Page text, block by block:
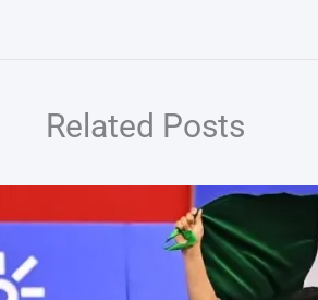
Related Posts